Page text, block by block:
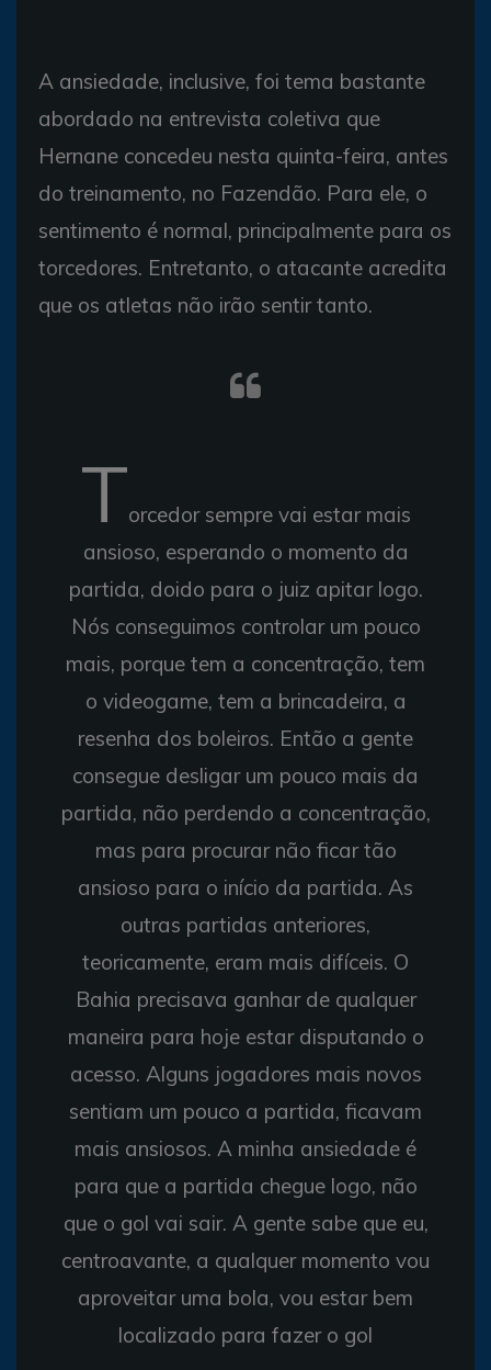
A ansiedade, inclusive, foi tema bastante
abordado na entrevista coletiva que
Hernane concedeu nesta quinta-feira, antes
do treinamento, no Fazendão. Para ele, o
sentimento é normal, principalmente para os
torcedores. Entretanto, o atacante acredita
que os atletas não irão sentir tanto.
Torcedor sempre vai estar mais
ansioso, esperando o momento da
partida, doido para o juiz apitar logo.
Nós conseguimos controlar um pouco
mais, porque tem a concentração, tem
o videogame, tem a brincadeira, a
resenha dos boleiros. Então a gente
consegue desligar um pouco mais da
partida, não perdendo a concentração,
mas para procurar não ficar tão
ansioso para o início da partida. As
outras partidas anteriores,
teoricamente, eram mais difíceis. O
Bahia precisava ganhar de qualquer
maneira para hoje estar disputando o
acesso. Alguns jogadores mais novos
sentiam um pouco a partida, ficavam
mais ansiosos. A minha ansiedade é
para que a partida chegue logo, não
que o gol vai sair. A gente sabe que eu,
centroavante, a qualquer momento vou
aproveitar uma bola, vou estar bem
localizado para fazer o gol